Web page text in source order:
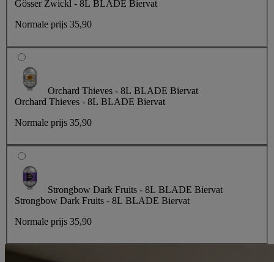
Gösser Zwickl - 8L BLADE Biervat
Normale prijs 35,90
Orchard Thieves - 8L BLADE Biervat
Orchard Thieves - 8L BLADE Biervat
Normale prijs 35,90
Strongbow Dark Fruits - 8L BLADE Biervat
Strongbow Dark Fruits - 8L BLADE Biervat
Normale prijs 35,90